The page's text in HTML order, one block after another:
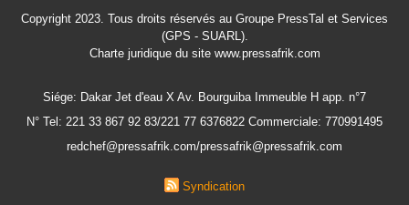
Copyright 2023. Tous droits réservés au Groupe PressTal et Services
(GPS - SUARL).
Charte juridiquedu site www.pressafrik.com
Siége: Dakar Jet d'eau X Av. Bourguiba Immeuble H app. n°7
N° Tel: 221 33 867 92 83/221 77 6376822 Commerciale: 770991495
redchef@pressafrik.com/pressafrik@pressafrik.com
Syndication